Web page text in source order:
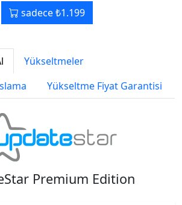
sadece ₺1.199
Yükseltmeler
Yükseltme Fiyat Garantisi
Premium Edition